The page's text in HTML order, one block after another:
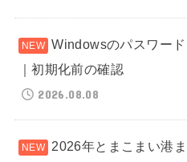
Windowsのパスワー
｜初期化前の確認
2026.08.08
2026年とまこまい港